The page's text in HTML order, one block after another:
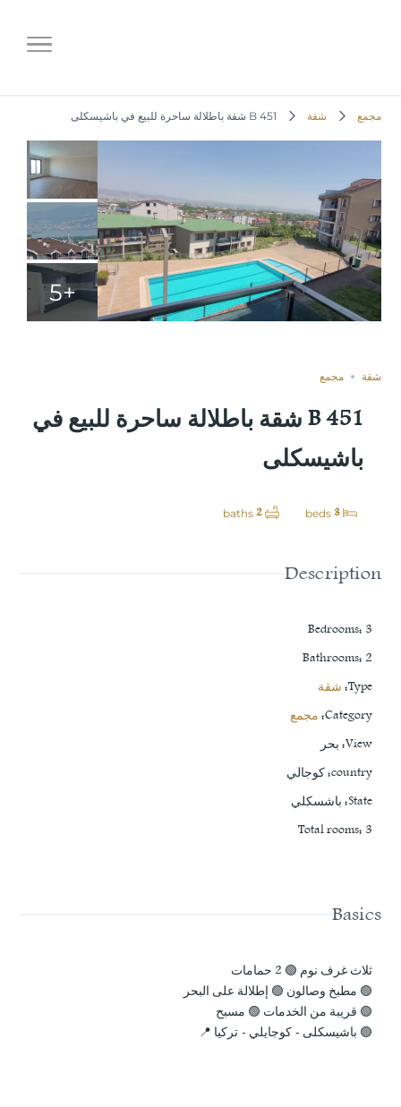
B 451 شقة باطلالة ساحرة للبيع في
مجمع شقة B 451 شقة باطلالة ساحرة للبيع في باشيسكلى
Share
+5
شقة مجمع
B 451 شقة باطلالة ساحرة للبيع في
باشيسكلى
3
beds
2
baths
Description
Bedrooms: 3
Bathrooms: 2
Type
: شقة
Category
: مجمع
View
: بحر
country
:كوجالي
State
: باشسكلي
Total rooms: 3
Basics
ثلاث غرف نوم 🟢 2 حمامات
🟢 مطبخ وصالون 🟢 إطلالة على البحر
🟢 قريبة من الخدمات 🟢 مسبح
🟢 باشيسكلى - كوجايلي - تركيا 📍